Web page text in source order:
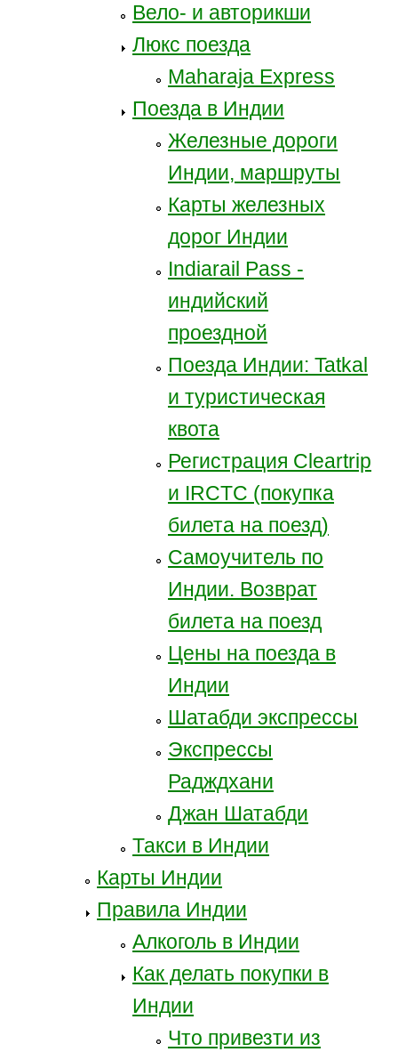
Вело- и авторикши
Люкс поезда
Maharaja Express
Поезда в Индии
Железные дороги
Индии, маршруты
Карты железных
дорог Индии
Indiarail Pass -
индийский
проездной
Поезда Индии: Tatkal
и туристическая
квота
Регистрация Сleartrip
и IRCTC (покупка
билета на поезд)
Самоучитель по
Индии. Возврат
билета на поезд
Цены на поезда в
Индии
Шатабди экспрессы
Экспрессы
Радждхани
Джан Шатабди
Такси в Индии
Карты Индии
Правила Индии
Алкоголь в Индии
Как делать покупки в
Индии
Что привезти из